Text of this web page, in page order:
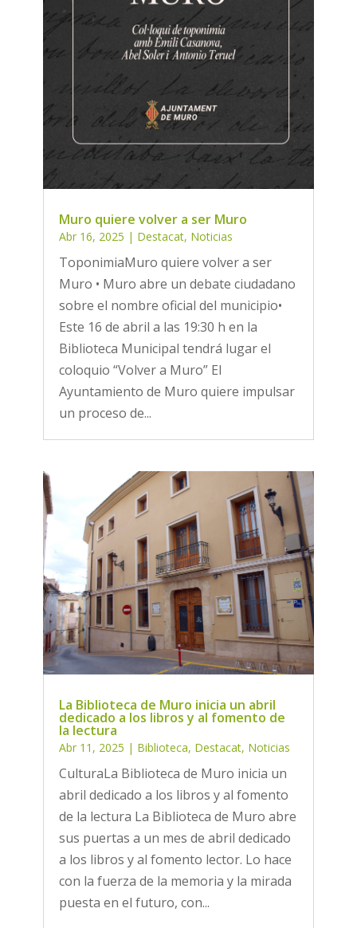
Muro quiere volver a ser Muro
Abr 16, 2025 | Destacat, Noticias
ToponimiaMuro quiere volver a ser
Muro • Muro abre un debate ciudadano
sobre el nombre oficial del municipio•
Este 16 de abril a las 19:30 h en la
Biblioteca Municipal tendrá lugar el
coloquio “Volver a Muro” El
Ayuntamiento de Muro quiere impulsar
un proceso de...
La Biblioteca de Muro inicia un abril
dedicado a los libros y al fomento de
la lectura
Abr 11, 2025 | Biblioteca, Destacat, Noticias
CulturaLa Biblioteca de Muro inicia un
abril dedicado a los libros y al fomento
de la lectura La Biblioteca de Muro abre
sus puertas a un mes de abril dedicado
a los libros y al fomento lector. Lo hace
con la fuerza de la memoria y la mirada
puesta en el futuro, con...